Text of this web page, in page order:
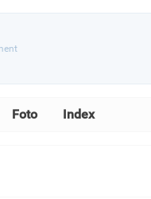
Foto Index